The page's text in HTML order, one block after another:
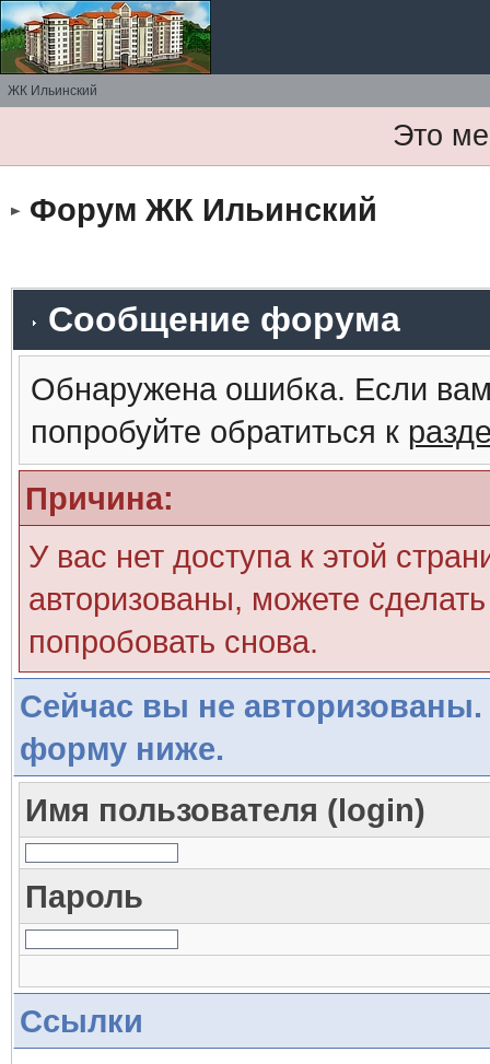
ЖК Ильинский
Это
Форум ЖК Ильинский
Сообщение форума
Обнаружена ошибка. Если
попробуйте обратиться к
Причина:
У вас нет доступа к этой
авторизованы, можете
попробовать снова.
Сейчас вы не авторизованы.
форму ниже.
Имя пользователя (login)
Пароль
Ссылки